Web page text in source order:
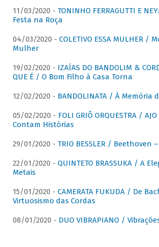
11/03/2020 - TONINHO FERRAGUTTI E
Festa na Roça
04/03/2020 - COLETIVO ESSA MULHER /
Mulher
19/02/2020 - IZAÍAS DO BANDOLIM &
QUE É / O Bom Filho à Casa Torna
12/02/2020 - BANDOLINATA / À Memória
05/02/2020 - FOLI GRIÔ ORQUESTRA /
Contam Histórias
29/01/2020 - TRIO BESSLER / Beethoven
22/01/2020 - QUINTETO BRASSUKA / A
Metais
15/01/2020 - CAMERATA FUKUDA / De
Virtuosismo das Cordas
08/01/2020 - DUO VIBRAPIANO /